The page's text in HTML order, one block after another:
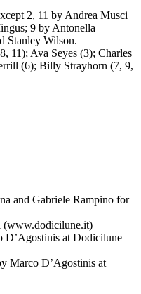
2, 11 by Andrea Musci
9 by Antonella
Stanley Wilson.
11); Ava Seyes (3); Charles
(6); Billy Strayhorn (7, 9,
and Gabriele Rampino for
(www.dodicilune.it)
D’Agostinis at Dodicilune
Marco D’Agostinis at